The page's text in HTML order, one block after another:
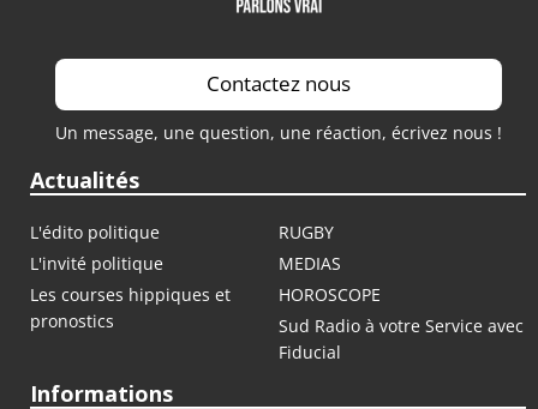
Contactez nous
Un message, une question, une réaction, écrivez nous !
Actualités
L'édito politique
RUGBY
L'invité politique
MEDIAS
Les courses hippiques et
pronostics
HOROSCOPE
Sud Radio à votre Service avec
Fiducial
Informations